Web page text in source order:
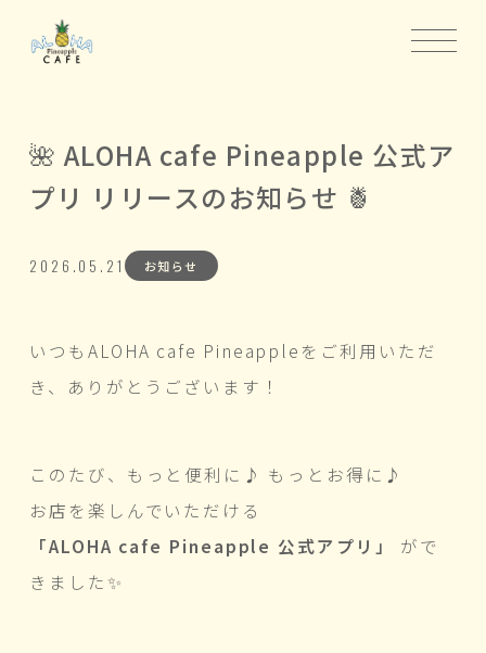
🌺 ALOHA cafe Pineapple 公式ア
プリ リリースのお知らせ 🍍
2026.05.21 お知らせ
いつもALOHA cafe Pineappleをご利用いただ
き、ありがとうございます！
このたび、もっと便利に♪ もっとお得に♪
お店を楽しんでいただける
「ALOHA cafe Pineapple 公式アプリ」
がで
きました✨